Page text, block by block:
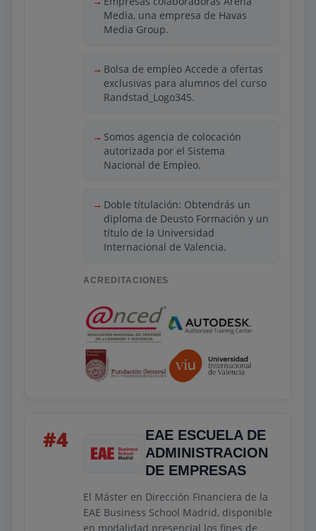
Se incluye acceso a casos de estudio
reales, videoconferencias con expertos,
sector y un curso de inglés en el contexto
IT. No hay requisitos previos, pero se
recomienda tener interés en la
han destacado la buena organización del
curso, la posibilidad de equilibrar
responsabilidades personales con logros
contenido.
Media, una empresa de Havas
Media Group.
Bolsa de empleo Accede a ofertas
exclusivas para alumnos del curso
Randstad_Logo345.
Somos agencia de colocación
autorizada por el Sistema
Nacional de Empleo.
Doble títulación: Obtendrás un
diploma de Deusto Formación y un
título de la Universidad
Internacional de Valencia.
ACREDITACIONES
#4
EAE ESCUELA DE
ADMINISTRACION
DE EMPRESAS
El Máster en Dirección Financiera de la
EAE Business School Madrid, disponible
en modalidad presencial los fines de